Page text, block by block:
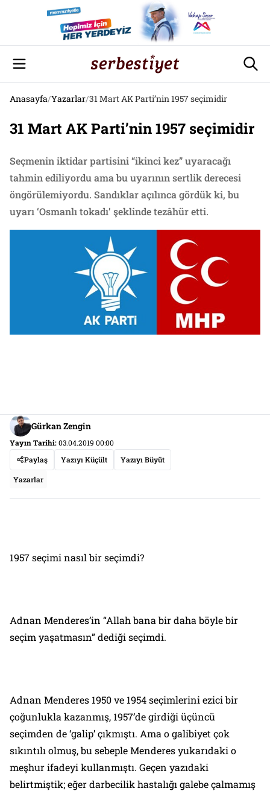
Anasayfa/Yazarlar/31 Mart AK Parti’nin 1957 seçimidir
31 Mart AK Parti’nin 1957 seçimidir
Seçmenin iktidar partisini “ikinci kez” uyaracağı
tahmin ediliyordu ama bu uyarının sertlik derecesi
öngörülemiyordu. Sandıklar açılınca gördük ki, bu
uyarı ‘Osmanlı tokadı’ şeklinde tezâhür etti.
Gürkan Zengin
Yayın Tarihi:03.04.2019 00:00
Paylaş
Yazıyı Küçült Yazıyı Büyüt
Yazarlar
1957 seçimi nasıl bir seçimdi?
Adnan Menderes’in “Allah bana bir daha böyle bir
seçim yaşatmasın” dediği seçimdi.
Adnan Menderes 1950 ve 1954 seçimlerini ezici bir
çoğunlukla kazanmış, 1957’de girdiği üçüncü
seçimden de ‘galip’ çıkmıştı. Ama o galibiyet çok
sıkıntılı olmuş, bu sebeple Menderes yukarıdaki o
meşhur ifadeyi kullanmıştı. Geçen yazıdaki
belirtmiştik; eğer darbecilik hastalığı galebe çalmamış